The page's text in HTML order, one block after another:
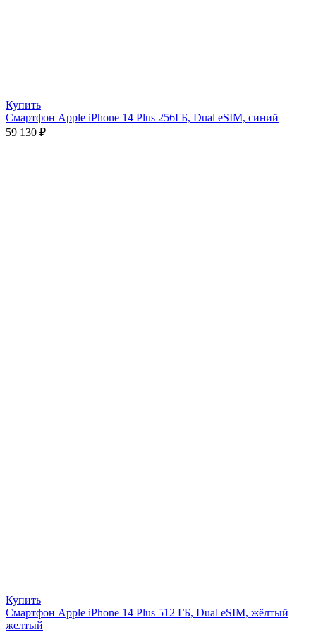
Купить
Смартфон Apple iPhone 14 Plus 256ГБ, Dual eSIM, синий
59 130 ₽
Купить
Смартфон Apple iPhone 14 Plus 512 ГБ, Dual eSIM, жёлтый
желтый